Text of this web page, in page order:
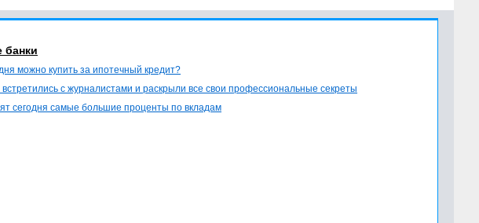
банки
можно купить за ипотечный кредит?
с журналистами и раскрыли все свои профессиональные секреты
сегодня самые большие проценты по вкладам